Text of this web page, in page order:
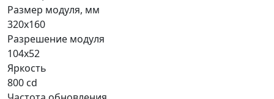
Размер модуля, мм
320x160
Разрешение модуля
104x52
Яркость
800 cd